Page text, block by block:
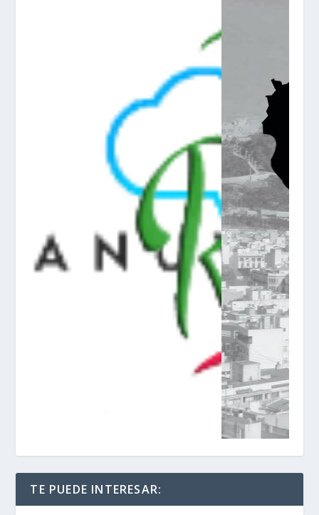
TE PUEDE INTERESAR: